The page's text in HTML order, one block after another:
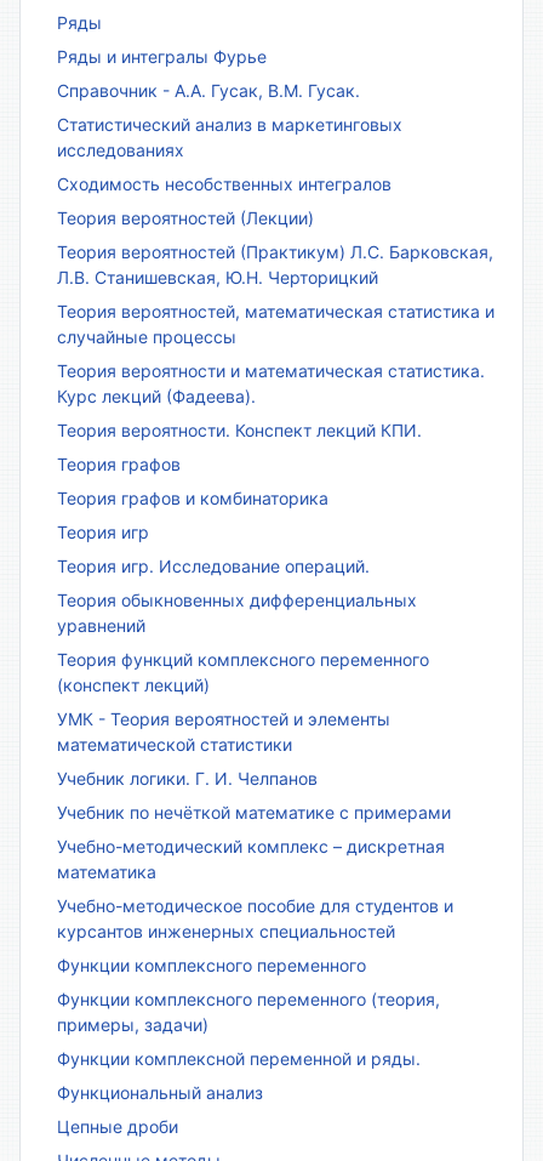
Ряды
Ряды и интегралы Фурье
Справочник - А.А. Гусак, В.М. Гусак.
Статистический анализ в маркетинговых
исследованиях
Сходимость несобственных интегралов
Теория вероятностей (Лекции)
Теория вероятностей (Практикум) Л.С. Барковская,
Л.В. Станишевская, Ю.Н. Черторицкий
Теория вероятностей, математическая статистика и
случайные процессы
Теория вероятности и математическая статистика.
Курс лекций (Фадеева).
Теория вероятности. Конспект лекций КПИ.
Теория графов
Теория графов и комбинаторика
Теория игр
Теория игр. Исследование операций.
Теория обыкновенных дифференциальных
уравнений
Теория функций комплексного переменного
(конспект лекций)
УМК - Теория вероятностей и элементы
математической статистики
Учебник логики. Г. И. Челпанов
Учебник по нечёткой математике с примерами
Учебно-методический комплекс – дискретная
математика
Учебно-методическое пособие для студентов и
курсантов инженерных специальностей
Функции комплексного переменного
Функции комплексного переменного (теория,
примеры, задачи)
Функции комплексной переменной и ряды.
Функциональный анализ
Цепные дроби